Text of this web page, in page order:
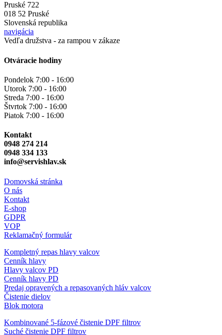
Pruské 722
018 52 Pruské
Slovenská republika
navigácia
Vedľa družstva - za rampou v zákaze
Otváracie hodiny
Pondelok 7:00 - 16:00
Utorok 7:00 - 16:00
Streda 7:00 - 16:00
Štvrtok 7:00 - 16:00
Piatok 7:00 - 16:00
Kontakt
0948 274 214
0948 334 133
info@servishlav.sk
Domovská stránka
O nás
Kontakt
E-shop
GDPR
VOP
Reklamačný formulár
Kompletný repas hlavy valcov
Cenník hlavy
Hlavy valcov PD
Cenník hlavy PD
Predaj opravených a repasovaných hláv valcov
Čistenie dielov
Blok motora
Kombinované 5-fázové čistenie DPF filtrov
Suché čistenie DPF filtrov